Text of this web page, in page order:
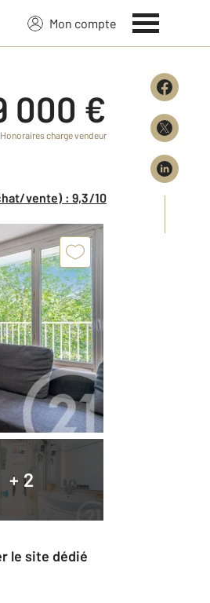
Mon compte
000 €
Honoraires charge vendeur
vente) : 9,3/10
+ 2
le site dédié